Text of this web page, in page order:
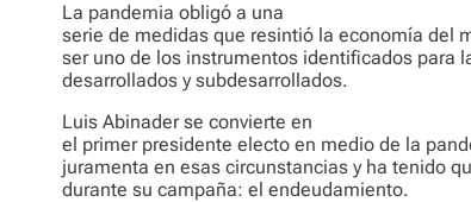
La pandemia obligó a una
serie de medidas que resintió la economía del
ser uno de los instrumentos identificados para
desarrollados y subdesarrollados.
Luis Abinader se convierte en
el primer presidente electo en medio de la
juramenta en esas circunstancias y ha tenido
durante su campaña: el endeudamiento.